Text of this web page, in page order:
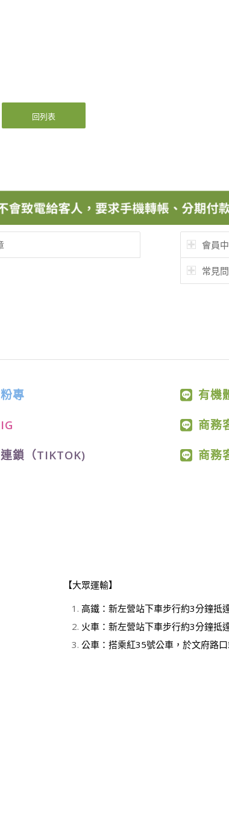
回列表
會員
常見
專
鎖（TIKTOK)
有機
商務
商務
【大眾運輸】
高鐵：新左營站下車步行約3分鐘抵
火車：新左營站下車步行約3分鐘抵
公車：搭乘紅35號公車，於文府路